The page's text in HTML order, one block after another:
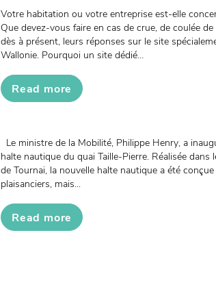
Votre habitation ou votre entreprise est-elle
Que devez-vous faire en cas de crue, de coulée
dès à présent, leurs réponses sur le site
Wallonie. Pourquoi un site dédié...
Read more
Le ministre de la Mobilité, Philippe Henry, a
halte nautique du quai Taille-Pierre. Réalisée
de Tournai, la nouvelle halte nautique a été
plaisanciers, mais...
Read more